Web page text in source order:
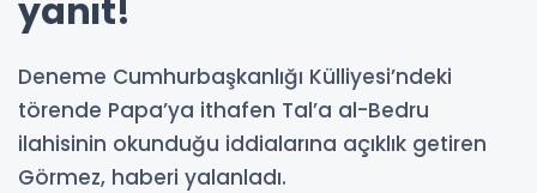
yanıt!
Deneme Cumhurbaşkanlığı Külliyesi’ndeki
törende Papa’ya ithafen Tal’a al-Bedru
ilahisinin okunduğu iddialarına açıklık getiren
Görmez, haberi yalanladı.